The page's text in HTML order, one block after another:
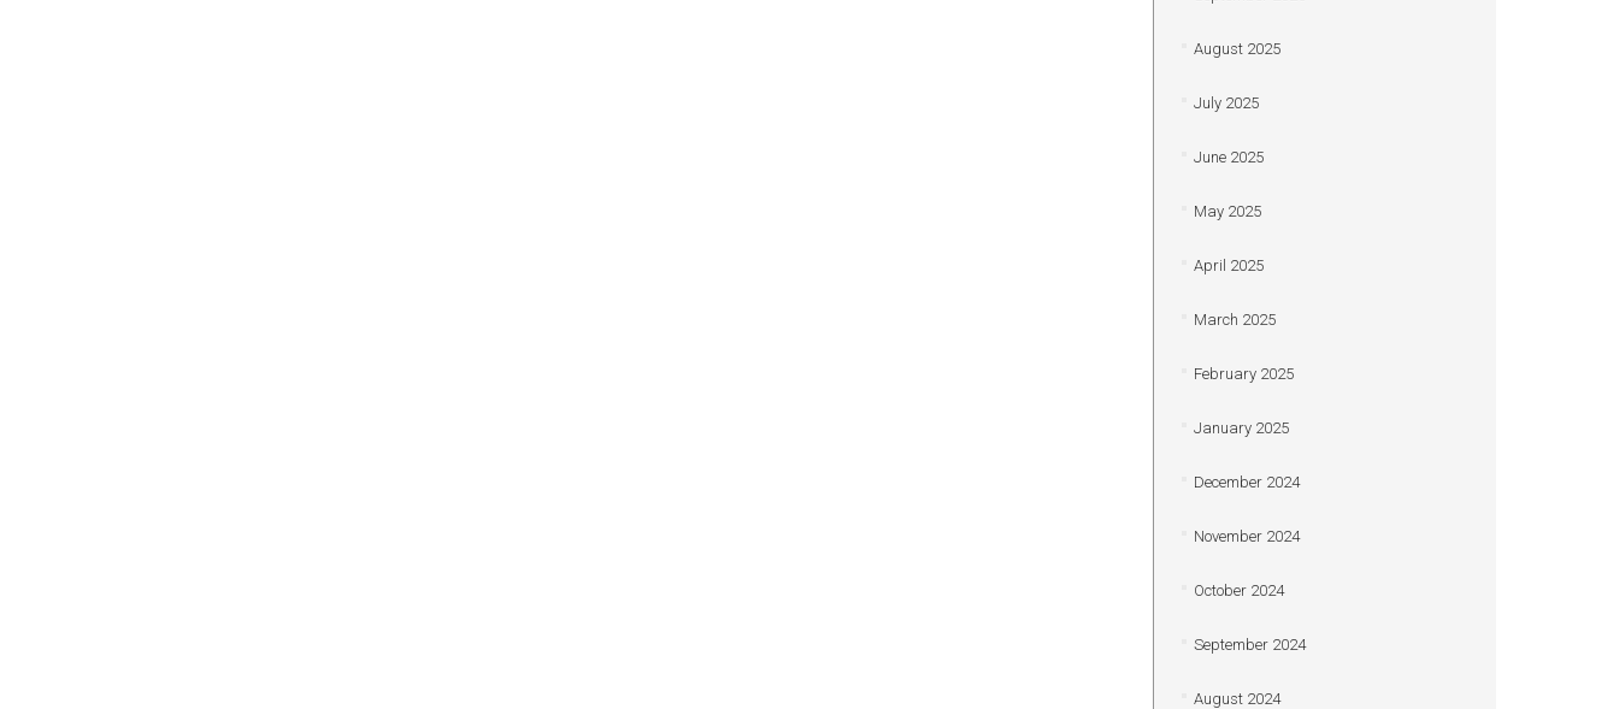
August 2025
July 2025
June 2025
May 2025
April 2025
March 2025
February 2025
January 2025
December 2024
November 2024
October 2024
September 2024
August 2024